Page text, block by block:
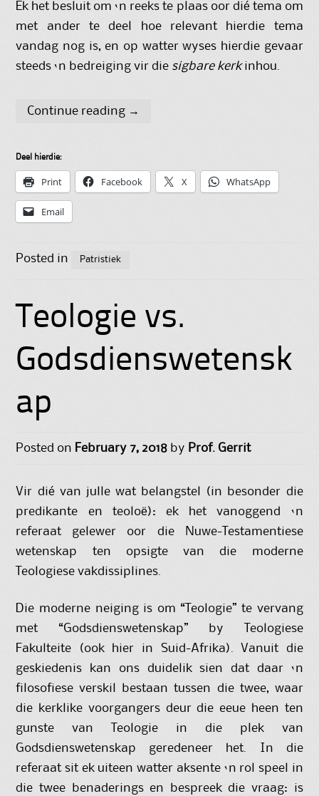
Ek het besluit om ‘n reeks te plaas oor dié tema om
met ander te deel hoe relevant hierdie tema
vandag nog is, en op watter wyses hierdie gevaar
steeds ‘n bedreiging vir die sigbare kerkinhou.
Continue reading →
Deel hierdie:
Print Facebook X WhatsApp
Email
Posted in Patristiek
Teologie vs.
Godsdienswetensk
ap
Posted on February 7, 2018 by Prof. Gerrit
Vir dié van julle wat belangstel (in besonder die
predikante en teoloë): ek het vanoggend ‘n
referaat gelewer oor die Nuwe-Testamentiese
wetenskap ten opsigte van die moderne
Teologiese vakdissiplines.
Die moderne neiging is om “Teologie” te vervang
met “Godsdienswetenskap” by Teologiese
Fakulteite (ook hier in Suid-Afrika). Vanuit die
geskiedenis kan ons duidelik sien dat daar ‘n
filosofiese verskil bestaan tussen die twee, waar
die kerklike voorgangers deur die eeue heen ten
gunste van Teologie in die plek van
Godsdienswetenskap geredeneer het. In die
referaat sit ek uiteen watter aksente ‘n rol speel in
die twee benaderings en bespreek die vraag: is